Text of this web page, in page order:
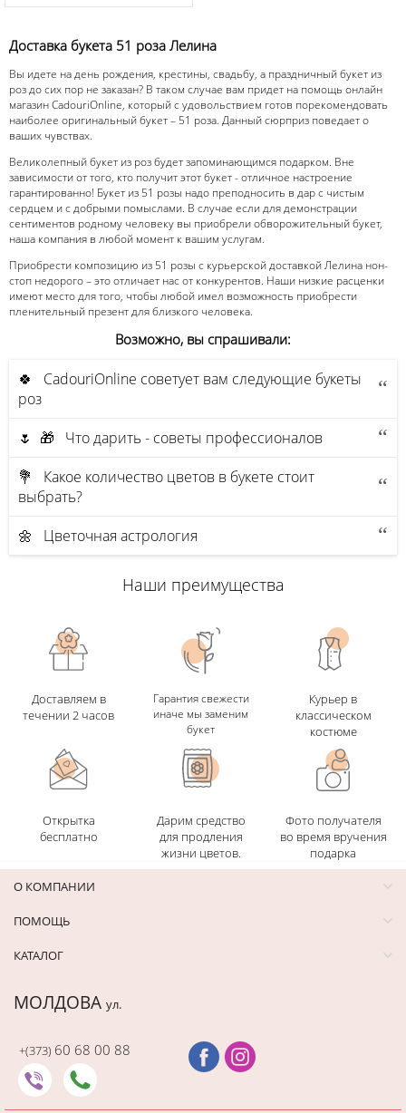
Доставка букета 51 роза Лелина
Вы идете на день рождения, крестины, свадьбу, а праздничный букет из
роз до сих пор не заказан? В таком случае вам придет на помощь онлайн
магазин CadouriOnline, который с удовольствием готов порекомендовать
наиболее оригинальный букет – 51 роза. Данный сюрприз поведает о
ваших чувствах.
Великолепный букет из роз будет запоминающимся подарком. Вне
зависимости от того, кто получит этот букет - отличное настроение
гарантированно! Букет из 51 розы надо преподносить в дар с чистым
сердцем и с добрыми помыслами. В случае если для демонстрации
сентиментов родному человеку вы приобрели обворожительный букет,
наша компания в любой момент к вашим услугам.
Приобрести композицию из 51 розы с курьерской доставкой Лелина нон-
стоп недорого – это отличает нас от конкурентов. Наши низкие расценки
имеют место для того, чтобы любой имел возможность приобрести
пленительный презент для близкого человека.
Возможно, вы спрашивали:
🍀 CadouriOnline советует вам следующие букеты
роз
🌷 🎁 Что дарить - советы профессионалов
💐 Какое количество цветов в букете стоит
выбрать?
🌼 Цветочная астрология
Наши преимущества
Доставляем в
течении 2 часов
Гарантия свежести
иначе мы заменим
букет
Курьер в
классическом
костюме
Открытка
бесплатно
Дарим средство
для продления
жизни цветов.
Фото получателя
во время вручения
подарка
О КОМПАНИИ
ПОМОЩЬ
КАТАЛОГ
МОЛДОВА ул.
+(373) 60 68 00 88